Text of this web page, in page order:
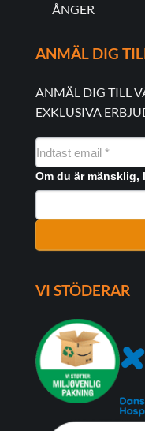
ÅNGER
ANMÄL DIG
ANMÄL DIG TILL
EXKLUSIVA
NYHEDSMAIL
FORMULAR
Om du är mänsklig,
VI STÖDERAR